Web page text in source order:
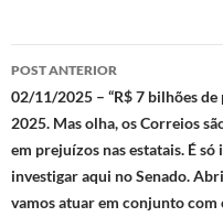
Navegação
de
posts
POST ANTERIOR
02/11/2025 – “R$ 7 bilhões
2025. Mas olha, os Correios
em prejuízos nas estatais. É
investigar aqui no Senado.
vamos atuar em conjunto com